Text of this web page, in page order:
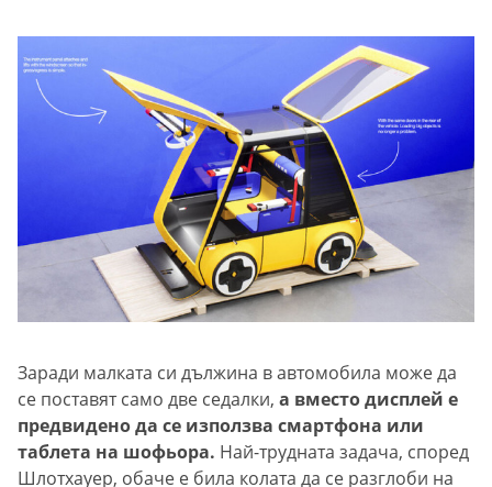
Заради малката си дължина в автомобила може да
се поставят само две седалки, а вместо дисплей е
предвидено да се използва смартфона или
таблета на шофьора. Най-трудната задача, според
Шлотхауер, обаче е била колата да се разглоби на